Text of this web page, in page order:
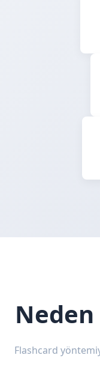
Flashcard